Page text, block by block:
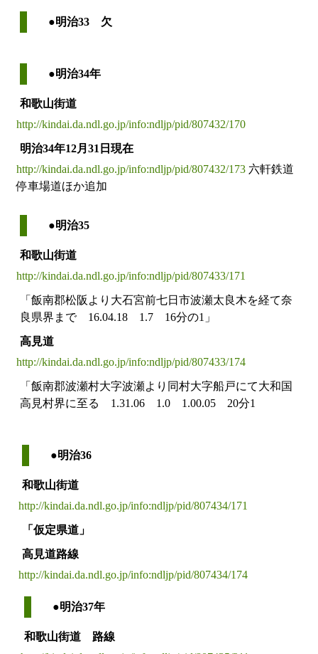
●明治33 欠
●明治34年
和歌山街道
http://kindai.da.ndl.go.jp/info:ndljp/pid/807432/170
明治34年12月31日現在
http://kindai.da.ndl.go.jp/info:ndljp/pid/807432/173 六軒鉄道
停車場道ほか追加
●明治35
和歌山街道
http://kindai.da.ndl.go.jp/info:ndljp/pid/807433/171
「飯南郡松阪より大石宮前七日市波瀬太良木を経て奈
良県界まで 16.04.18 1.7 16分の1」
高見道
http://kindai.da.ndl.go.jp/info:ndljp/pid/807433/174
「飯南郡波瀬村大字波瀬より同村大字船戸にて大和国
高見村界に至る 1.31.06 1.0 1.00.05 20分1
●明治36
和歌山街道
http://kindai.da.ndl.go.jp/info:ndljp/pid/807434/171
「仮定県道」
高見道路線
http://kindai.da.ndl.go.jp/info:ndljp/pid/807434/174
●明治37年
和歌山街道 路線